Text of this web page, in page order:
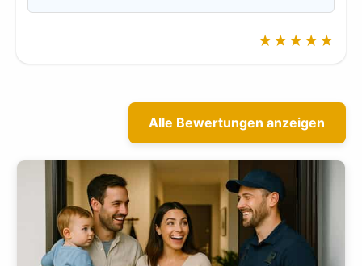
★★★★★
Alle Bewertungen anzeigen